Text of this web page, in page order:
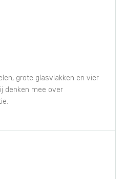
grote glasvlakken en vier
denken mee over